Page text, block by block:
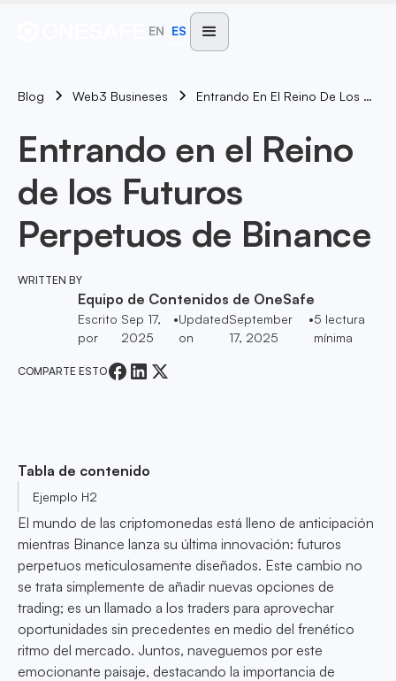
EN ES
Blog Web3 Busineses Entrando En El Reino De Los Futuros Perpetuos De Binance
Entrando en el Reino
de los Futuros
Perpetuos de Binance
WRITTEN BY
Equipo de Contenidos de OneSafe
Escrito
por
Sep 17,
2025
•Updated
on
September
17, 2025
•5 lectura
mínima
COMPARTE ESTO
Tabla de contenido
Ejemplo H2
El mundo de las criptomonedas está lleno de anticipación
mientras Binance lanza su última innovación: futuros
perpetuos meticulosamente diseñados. Este cambio no
se trata simplemente de añadir nuevas opciones de
trading; es un llamado a los traders para aprovechar
oportunidades sin precedentes en medio del frenético
ritmo del mercado. Juntos, naveguemos por este
emocionante paisaje, destacando la importancia de